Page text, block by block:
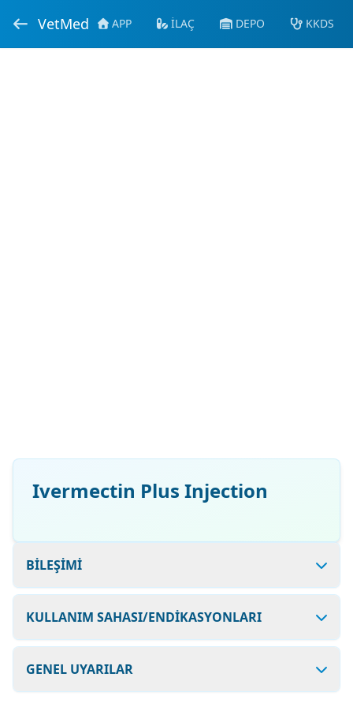
VetMed APP İLAÇ DEPO KKDS
Ivermectin Plus Injection
BİLEŞİMİ
KULLANIM SAHASI/ENDİKASYONLARI
GENEL UYARILAR